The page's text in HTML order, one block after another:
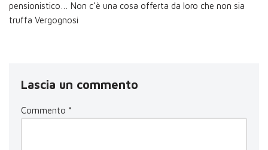
pensionistico… Non c’è una cosa offerta da loro che non sia
truffa Vergognosi
Lascia un commento
Commento *